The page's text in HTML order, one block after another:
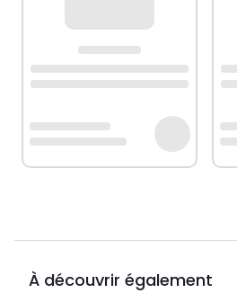
À découvrir également